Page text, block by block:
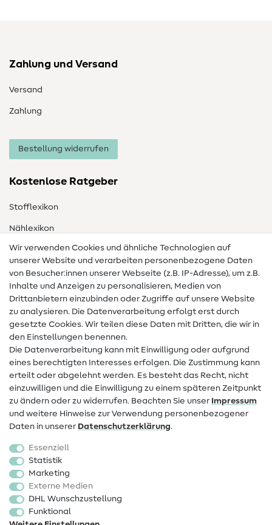
Zahlung und Versand
Versand
Zahlung
Bestellung widerrufen
Kostenlose Ratgeber
Stofflexikon
Nählexikon
Nähanleitungen
Hilfe & Kontakt
Kontakt
Infos zum Betreiberwechsel
FAQ
Widerrufsrecht
Beliebt
Stoffe
Sale
Schnittmuster
Wir verwenden Cookies und ähnliche Technologien auf
unserer Website und verarbeiten personenbezogene Daten
von Besucher:innen unserer Webseite (z.B. IP-Adresse), um z.B.
Inhalte und Anzeigen zu personalisieren, Medien von
Drittanbietern einzubinden oder Zugriffe auf unsere Website
zu analysieren. Die Datenverarbeitung erfolgt erst durch
gesetzte Cookies. Wir teilen diese Daten mit Dritten, die wir in
den Einstellungen benennen.
Die Datenverarbeitung kann mit Einwilligung oder aufgrund
eines berechtigten Interesses erfolgen. Die Zustimmung kann
erteilt oder abgelehnt werden. Es besteht das Recht, nicht
einzuwilligen und die Einwilligung zu einem späteren Zeitpunkt
zu ändern oder zu widerrufen. Beachten Sie unser Impressum
und weitere Hinweise zur Verwendung personenbezogener
Daten in unserer Daten­schutz­erklärung.
Essenziell
Statistik
Marketing
Externe Medien
DHL Wunschzustellung
Funktional